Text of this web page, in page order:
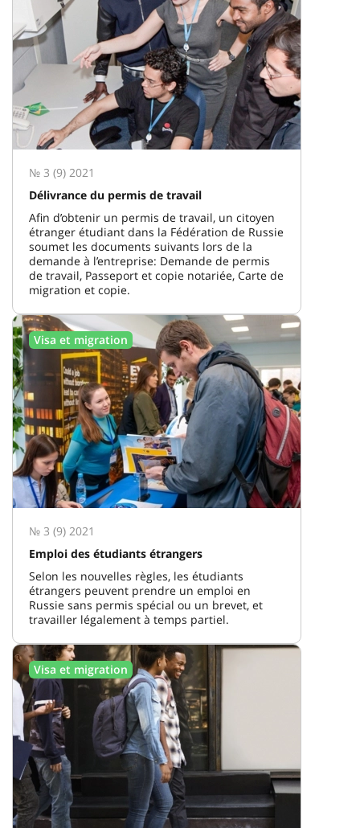
№ 3 (9) 2021
Délivrance du permis de travail
Afin d’obtenir un permis de travail, un citoyen
étranger étudiant dans la Fédération de Russie
soumet les documents suivants lors de la
demande à l’entreprise: Demande de permis
de travail, Passeport et copie notariée, Carte de
migration et copie.
Visa et migration
№ 3 (9) 2021
Emploi des étudiants étrangers
Selon les nouvelles règles, les étudiants
étrangers peuvent prendre un emploi en
Russie sans permis spécial ou un brevet, et
travailler légalement à temps partiel.
Visa et migration